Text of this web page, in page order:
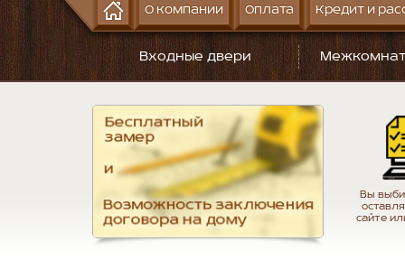
О компании Оплата Кредит и
Входные двери
Вы
сайте